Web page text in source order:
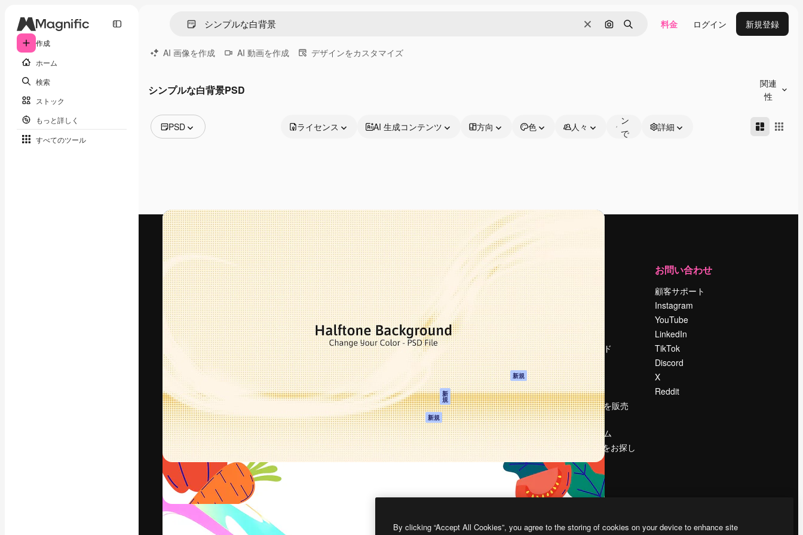
作成
ホーム
検索
ストック
もっと詳しく
すべてのツール
消去 画像で検索
検索 料金 ログイン 新規登録
AI 画像を作成 AI 動画を作成 デザインをカスタマイズ
シンプルな白背景PSD
関連
性
PSD
動画
映像素材
モーショングラフィックス
動画テンプレート
アイコン
3D モデル
フォント
ライセンス AI 生成コンテンツ 方向 色 人々
ン
で
詳細
最高のクリエイティブ制作を導くためのプラ
ットフォーム。クリエイター、企業、代理
店、スタジオを含む100万人以上が利用して
います。
日本語
製品
Spaces
AI アシスタント
AI 画像生成ツール
AI 動画生成ツール
AI 音声合成ツール
ストックコンテン
Claude/ChatGPT
向けMCP
新
規
エージェント 新規
API
モバイルアプリ
すべてのMagnificツ
はじめに
Academy
ドキュメント
サポート
利用規約
プライバシーポリ
シー
オリジナル 新規
クッキーポリシー
トラストセンター
アフィリエイト
法人向け
運営
Reviews
採用情報
検索トレンド
ブログ
イベント
Slidesgo
コンテンツを販売
する
プレスルーム
magnific.aiをお探し
ですか？
お問い合わせ
顧客サポート
Instagram
YouTube
LinkedIn
TikTok
Discord
X
Reddit
Copyright © 2010-
By clicking “Accept All Cookies”, you agree to the storing of cookies on your device to enhance site